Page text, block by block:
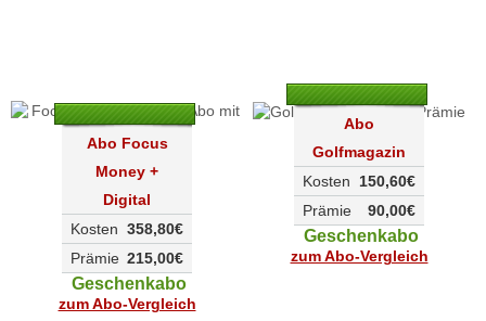
Abo Focus
Money +
Digital
358,80€
Kosten
215,00€
Prämie
Geschenkabo
zum Abo-Vergleich
Abo
Golfmagazin
150,60€
Kosten
90,00€
Prämie
Geschenkabo
zum Abo-Vergleich